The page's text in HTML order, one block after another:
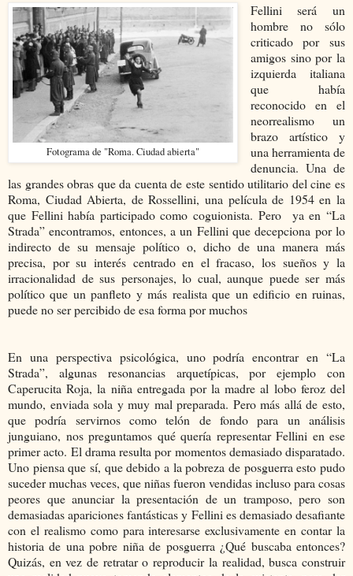
Fotograma de "Roma. Ciudad abierta"
Fellini será un
hombre no sólo
criticado por sus
amigos sino por la
izquierda italiana
que había
reconocido en el
neorrealismo un
brazo artístico y
una herramienta de
denuncia. Una de
las grandes obras que da cuenta de este sentido utilitario del cine es
Roma, Ciudad Abierta, de Rossellini, una película de 1954 en la
que Fellini había participado como coguionista. Pero ya en “La
Strada” encontramos, entonces, a un Fellini que decepciona por lo
indirecto de su mensaje político o, dicho de una manera más
precisa, por su interés centrado en el fracaso, los sueños y la
irracionalidad de sus personajes, lo cual, aunque puede ser más
político que un panfleto y más realista que un edificio en ruinas,
puede no ser percibido de esa forma por muchos
En una perspectiva psicológica, uno podría encontrar en “La
Strada”, algunas resonancias arquetípicas, por ejemplo con
Caperucita Roja, la niña entregada por la madre al lobo feroz del
mundo, enviada sola y muy mal preparada. Pero más allá de esto,
que podría servirnos como telón de fondo para un análisis
junguiano, nos preguntamos qué quería representar Fellini en ese
primer acto. El drama resulta por momentos demasiado disparatado.
Uno piensa que sí, que debido a la pobreza de posguerra esto pudo
suceder muchas veces, que niñas fueron vendidas incluso para cosas
peores que anunciar la presentación de un tramposo, pero son
demasiadas apariciones fantásticas y Fellini es demasiado desafiante
con el realismo como para interesarse exclusivamente en contar la
historia de una pobre niña de posguerra ¿Qué buscaba entonces?
Quizás, en vez de retratar o reproducir la realidad, busca construir